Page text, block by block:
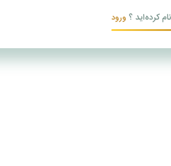
کرده‌اید ؟ ورود